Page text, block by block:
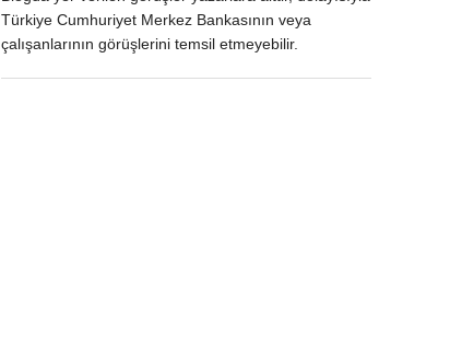
Türkiye Cumhuriyet Merkez Bankasının veya
çalışanlarının görüşlerini temsil etmeyebilir.